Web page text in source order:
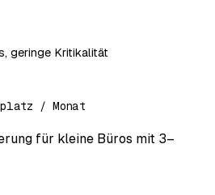
geringe Kritikalität
/ Monat
für kleine Büros mit 3–